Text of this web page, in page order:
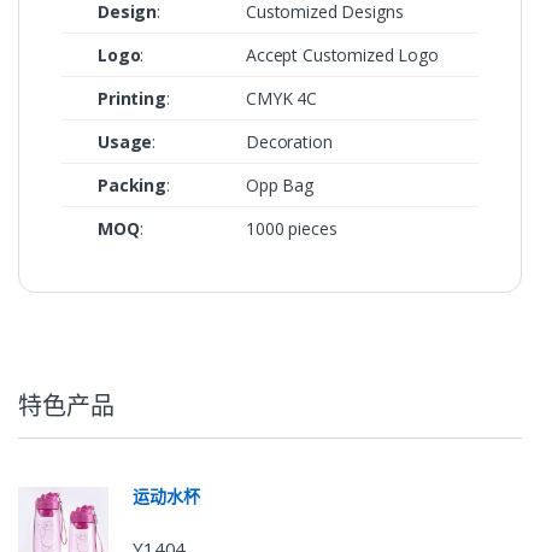
Design:
Customized Designs
Logo:
Accept Customized Logo
Printing:
CMYK 4C
Usage:
Decoration
Packing:
Opp Bag
MOQ: 1000 pieces
特色产品
运动水杯